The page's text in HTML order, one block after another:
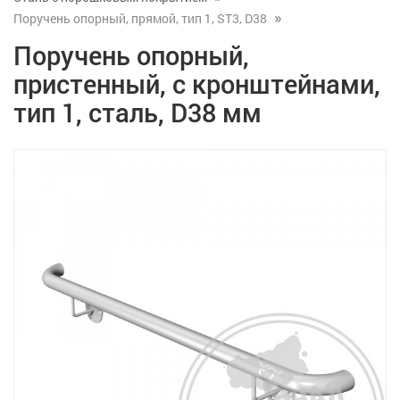
Поручень опорный, прямой, тип 1, ST3, D38
Поручень опорный,
пристенный, с кронштейнами,
тип 1, сталь, D38 мм